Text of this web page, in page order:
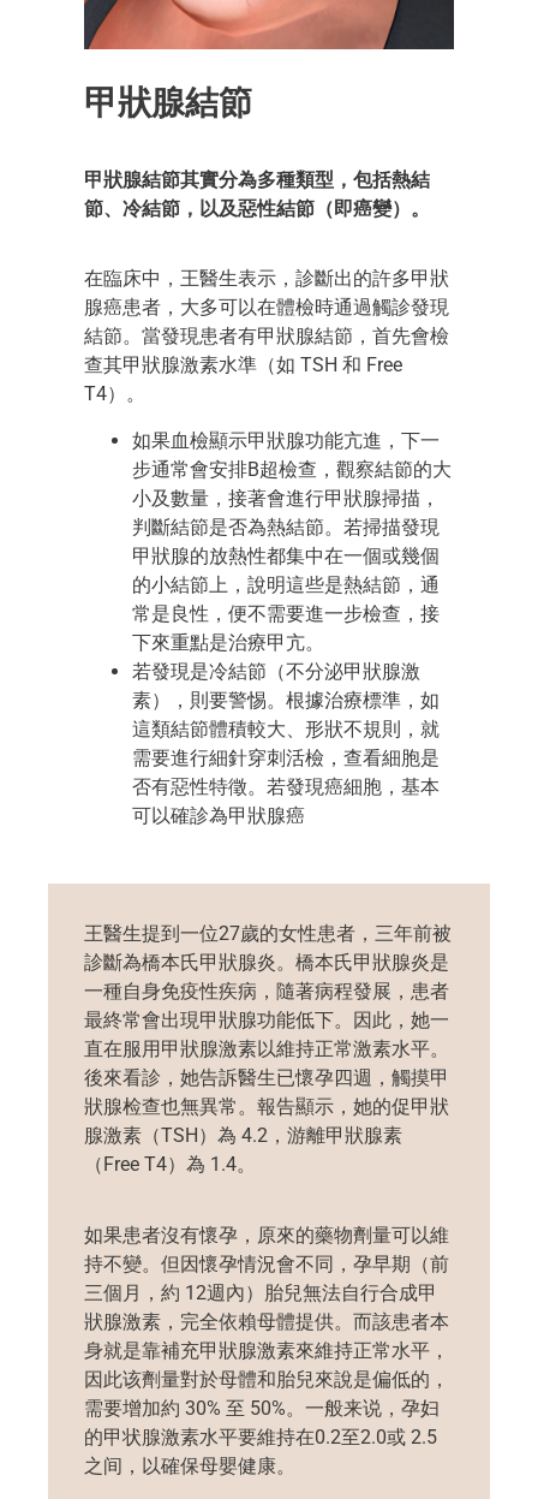
甲狀腺結節
甲狀腺結節其實分為多種類型，包括熱結
節、冷結節，以及惡性結節（即癌變）。
在臨床中，王醫生表示，診斷出的許多甲狀
腺癌患者，大多可以在體檢時通過觸診發現
結節。當發現患者有甲狀腺結節，首先會檢
查其甲狀腺激素水準（如 TSH 和 Free
T4）。
如果血檢顯示甲狀腺功能亢進，下一
步通常會安排B超檢查，觀察結節的大
小及數量，接著會進行甲狀腺掃描，
判斷結節是否為熱結節。若掃描發現
甲狀腺的放熱性都集中在一個或幾個
的小結節上，說明這些是熱結節，通
常是良性，便不需要進一步檢查，接
下來重點是治療甲亢。
若發現是冷結節（不分泌甲狀腺激
素），則要警惕。根據治療標準，如
這類結節體積較大、形狀不規則，就
需要進行細針穿刺活檢，查看細胞是
否有惡性特徵。若發現癌細胞，基本
可以確診為甲狀腺癌
王醫生提到一位27歲的女性患者，三年前被
診斷為橋本氏甲狀腺炎。橋本氏甲狀腺炎是
一種自身免疫性疾病，隨著病程發展，患者
最終常會出現甲狀腺功能低下。因此，她一
直在服用甲狀腺激素以維持正常激素水平。
後來看診，她告訴醫生已懷孕四週，觸摸甲
狀腺检查也無異常。報告顯示，她的促甲狀
腺激素（TSH）為 4.2，游離甲狀腺素
（Free T4）為 1.4。
如果患者沒有懷孕，原來的藥物劑量可以維
持不變。但因懷孕情況會不同，孕早期（前
三個月，約 12週內）胎兒無法自行合成甲
狀腺激素，完全依賴母體提供。而該患者本
身就是靠補充甲狀腺激素來維持正常水平，
因此该劑量對於母體和胎兒來說是偏低的，
需要增加約 30% 至 50%。一般来说，孕妇
的甲状腺激素水平要維持在0.2至2.0或 2.5
之间，以確保母嬰健康。